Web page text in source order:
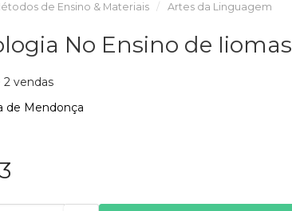
de Ensino & Materiais Artes da Linguagem
No Ensino de Iiomas
vendas
de Mendonça